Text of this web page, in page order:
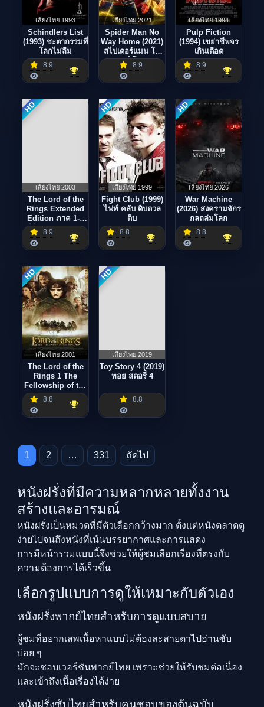
เสียงไทย 1993
Schindlers List
(1993) ชะตากรรมที่
โลกไม่ลืม
8.9
เสียงไทย 2021
Spider Man No
Way Home (2021)
สไปเดอร์แมน โน
เวย์ โฮม
8.9
เสียงไทย 1994
Pulp Fiction
(1994) เขย่าชีพจร
เกินเดือด
8.9
HD
เสียงไทย 2003
The Lord of the
Rings Extended
Edition ภาค 1-3
อภินิหารแหวนครอง
พิภพ (ฉบับเต็ม)
8.9
HD
เสียงไทย 1999
Fight Club (1999)
ไฟท์ คลับ ดิบดวล
ดิบ
8.8
HD
เสียงไทย 2026
War Machine
(2026) สงครามจักร
กลถล่มโลก
8.8
HD
เสียงไทย 2001
The Lord of the
Rings 1 The
Fellowship of the
Ring (2001)
อภินิหารแหวนครอง
8.8
HD
เสียงไทย 2019
Toy Story 4 (2019)
ทอย สตอรี่ 4
8.8
Posts pagination
1 2 … 331 ถัดไป
หนังฝรั่งที่มีความหลากหลายทั้งงาน
สร้างและอารมณ์
หนังฝรั่งเป็นหมวดที่มีตัวเลือกกว้างมาก ตั้งแต่หนังตลาดดู
ง่ายไปจนถึงหนังที่เน้นบรรยากาศและการแสดง
การมีหน้ารวมแบบนี้จึงช่วยให้ผู้ชมเลือกเรื่องที่ตรงกับ
ความต้องการได้เร็วขึ้น
เลือกรูปแบบการดูให้เหมาะกับตัวเอง
หนังฝรั่งพากย์ไทยสำหรับการดูแบบสบาย
ผู้ชมที่อยากเสพเนื้อหาแบบไม่ต้องละสายตาไปอ่านซับ
บ่อย ๆ
มักจะชอบเวอร์ชันพากย์ไทย เพราะช่วยให้รับชมต่อเนื่อง
และเข้าถึงเนื้อเรื่องได้ง่าย
หนังฝรั่งซับไทยสำหรับคนชอบของต้นฉบับ